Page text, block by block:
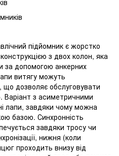
підйомник є жорстко
з двох колон, яка
за допомогою анкерних
витягу можуть
що дозволяє обслуговувати
Варіант з асиметричними
лапи, завдяки чому можна
базою. Синхронність
завдяки тросу чи
нижня (коли
проходить внизу від